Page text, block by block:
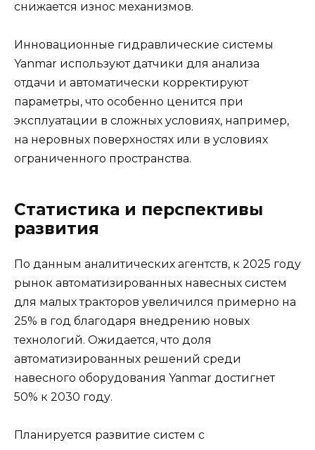
снижается износ механизмов.
Инновационные гидравлические системы
Yanmar используют датчики для анализа
отдачи и автоматически корректируют
параметры, что особенно ценится при
эксплуатации в сложных условиях, например,
на неровных поверхностях или в условиях
ограниченного пространства.
Статистика и перспективы
развития
По данным аналитических агентств, к 2025 году
рынок автоматизированных навесных систем
для малых тракторов увеличился примерно на
25% в год благодаря внедрению новых
технологий. Ожидается, что доля
автоматизированных решений среди
навесного оборудования Yanmar достигнет
50% к 2030 году.
Планируется развитие систем с